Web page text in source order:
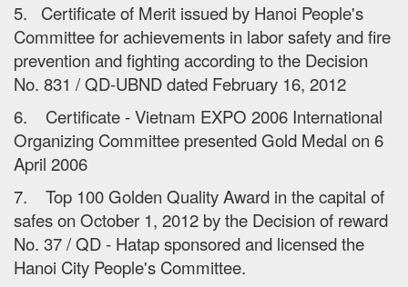
5. Certificate of Merit issued by Hanoi People's
Committee for achievements in labor safety and fire
prevention and fighting according to the Decision
No. 831 / QD-UBND dated February 16, 2012
6. Certificate - Vietnam EXPO 2006 International
Organizing Committee presented Gold Medal on 6
April 2006
7. Top 100 Golden Quality Award in the capital of
safes on October 1, 2012 by the Decision of reward
No. 37 / QD - Hatap sponsored and licensed the
Hanoi City People's Committee.